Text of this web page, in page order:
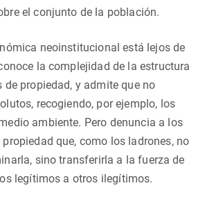
el conjunto de la población.
neoinstitucional está lejos de
la complejidad de la estructura
de propiedad, y admite que no
recogiendo, por ejemplo, los
ambiente. Pero denuncia a los
que, como los ladrones, no
sino transferirla a la fuerza de
legítimos a otros ilegítimos.